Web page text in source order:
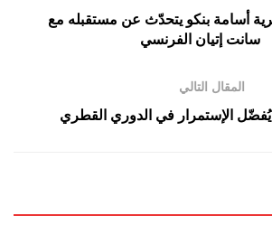
أسامة بنكو يتحدّث عن مستقبله مع
سانت إتيان الفرنسي
المقال التالي
الإستمرار في الدوري القطري